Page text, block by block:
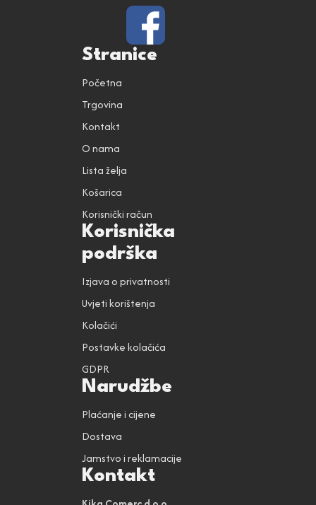
Stranice
Početna
Trgovina
Kontakt
O nama
Lista želja
Košarica
Korisnički račun
Korisnička
podrška
Izjava o privatnosti
Uvjeti korištenja
Kolačići
Postavke kolačića
GDPR
Narudžbe
Plaćanje i cijene
Dostava
Jamstvo i reklamacije
Kontakt